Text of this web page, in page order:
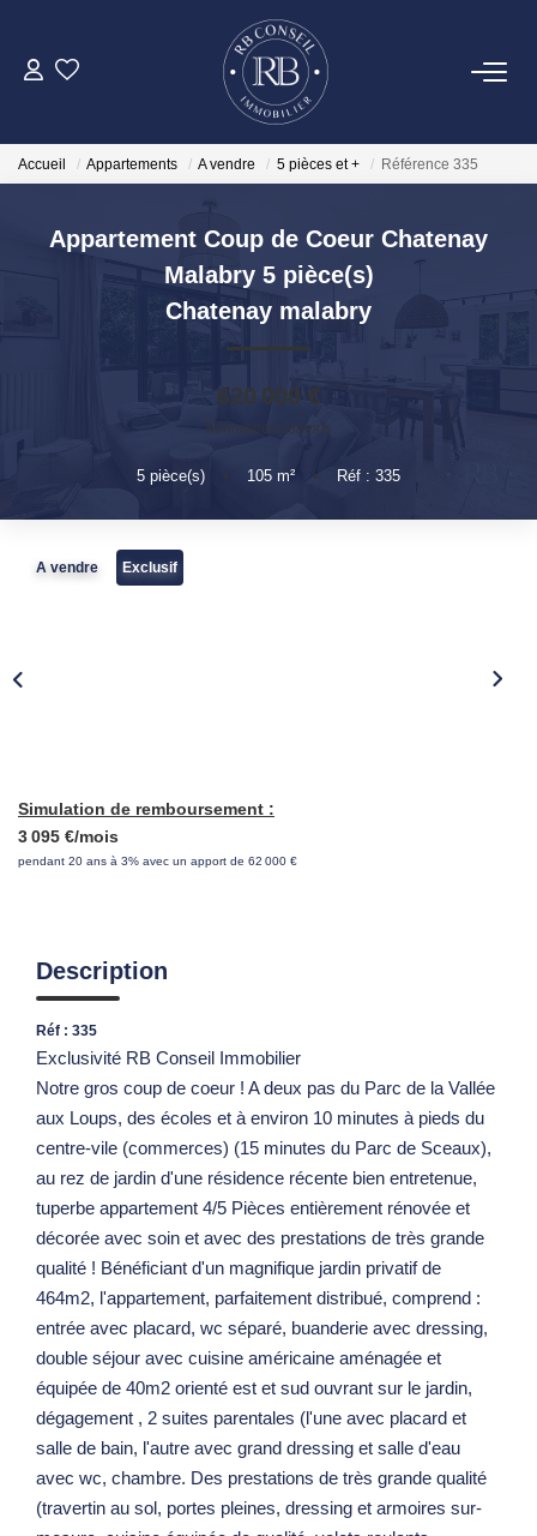
ACHETER
VENDRE
NOTRE AGENCE
CONTACT
Accueil Appartements A vendre 5 pièces et + Référence 335
Appartement Coup de Coeur Chatenay
Malabry 5 pièce(s)
Chatenay malabry
620 000 €
honoraires compris
5 pièce(s) • 105 m² • Réf : 335
A vendre Exclusif
Simulation de remboursement :
3 095 €/mois
pendant 20 ans à 3% avec un apport de 62 000 €
Description
Réf : 335
Exclusivité RB Conseil Immobilier
Notre gros coup de coeur ! A deux pas du Parc de la Vallée
aux Loups, des écoles et à environ 10 minutes à pieds du
centre-vile (commerces) (15 minutes du Parc de Sceaux),
au rez de jardin d'une résidence récente bien entretenue,
tuperbe appartement 4/5 Pièces entièrement rénovée et
décorée avec soin et avec des prestations de très grande
qualité ! Bénéficiant d'un magnifique jardin privatif de
464m2, l'appartement, parfaitement distribué, comprend :
entrée avec placard, wc séparé, buanderie avec dressing,
double séjour avec cuisine américaine aménagée et
équipée de 40m2 orienté est et sud ouvrant sur le jardin,
dégagement , 2 suites parentales (l'une avec placard et
salle de bain, l'autre avec grand dressing et salle d'eau
avec wc, chambre. Des prestations de très grande qualité
(travertin au sol, portes pleines, dressing et armoires sur-